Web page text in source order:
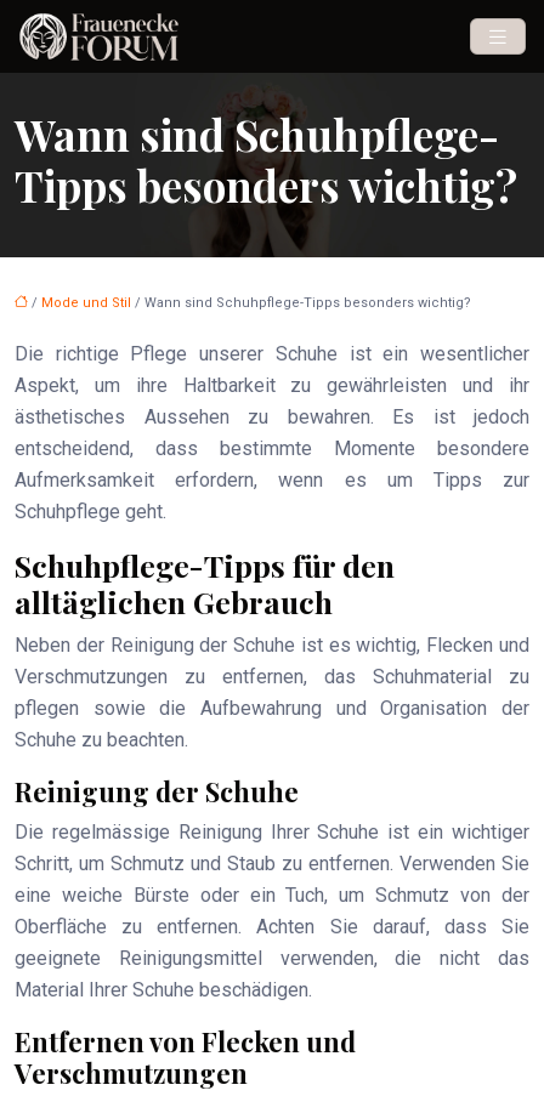
Wann sind Schuhpflege-
Tipps besonders wichtig?
/ Mode und Stil / Wann sind Schuhpflege-Tipps besonders wichtig?
Die richtige Pflege unserer Schuhe ist ein wesentlicher
Aspekt, um ihre Haltbarkeit zu gewährleisten und ihr
ästhetisches Aussehen zu bewahren. Es ist jedoch
entscheidend, dass bestimmte Momente besondere
Aufmerksamkeit erfordern, wenn es um Tipps zur
Schuhpflege geht.
Schuhpflege-Tipps für den
alltäglichen Gebrauch
Neben der Reinigung der Schuhe ist es wichtig, Flecken und
Verschmutzungen zu entfernen, das Schuhmaterial zu
pflegen sowie die Aufbewahrung und Organisation der
Schuhe zu beachten.
Reinigung der Schuhe
Die regelmässige Reinigung Ihrer Schuhe ist ein wichtiger
Schritt, um Schmutz und Staub zu entfernen. Verwenden Sie
eine weiche Bürste oder ein Tuch, um Schmutz von der
Oberfläche zu entfernen. Achten Sie darauf, dass Sie
geeignete Reinigungsmittel verwenden, die nicht das
Material Ihrer Schuhe beschädigen.
Entfernen von Flecken und
Verschmutzungen